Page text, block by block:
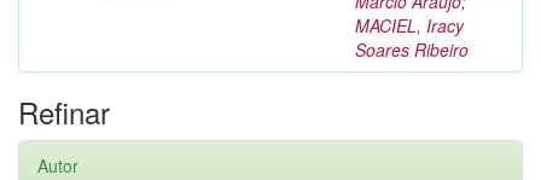
MACIEL, Iracy
Soares Ribeiro
Refinar
Autor